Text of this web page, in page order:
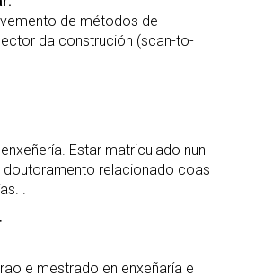
de métodos de
da construción (scan-to-
Estar matriculado nun
doutoramento relacionado coas
.
e mestrado en enxeñaría e